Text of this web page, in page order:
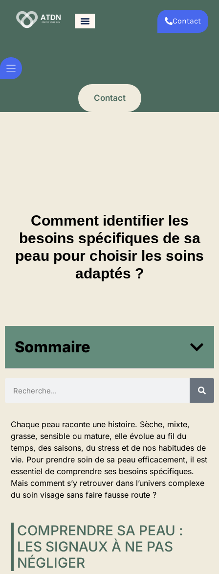
Contact
Contact
Comment identifier les
besoins spécifiques de sa
peau pour choisir les soins
adaptés ?
Sommaire
Chaque peau raconte une histoire. Sèche, mixte,
grasse, sensible ou mature, elle évolue au fil du
temps, des saisons, du stress et de nos habitudes de
vie. Pour prendre soin de sa peau efficacement, il est
essentiel de comprendre ses besoins spécifiques.
Mais comment s’y retrouver dans l’univers complexe
du soin visage sans faire fausse route ?
COMPRENDRE SA PEAU :
LES SIGNAUX À NE PAS
NÉGLIGER